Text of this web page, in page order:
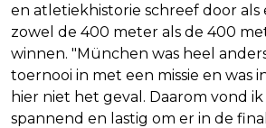
en atletiekhistorie schreef door
zowel de 400 meter als de 400
winnen. "München was heel
toernooi in met een missie en was
hier niet het geval. Daarom vond
spannend en lastig om er in de